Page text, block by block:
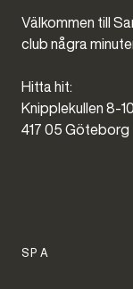
Välkommen till
club några
Hitta hit:
Knipplekullen 8-10
417 05 Göteborg
SPA